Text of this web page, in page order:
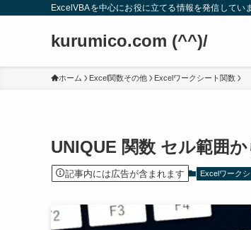
ExcelVBAを中心にお役に立てる情報を発信してい
kurumico.com (^^)/
ホーム Excel関数その他 Excelワークシート関数
UNIQUE 関数 セル範囲
記事内には広告が含まれます Excelワーク